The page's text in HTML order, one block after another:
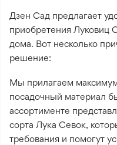
Дзен Сад предлагает
приобретения Луковиц
дома. Вот несколько
решение:
Мы прилагаем
посадочный материал
ассортименте
сорта Лука Севок,
требования и помогут